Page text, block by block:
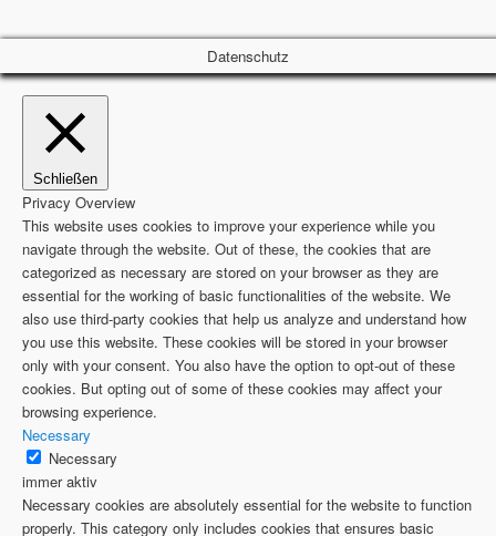
Datenschutz
Schließen
Privacy Overview
This website uses cookies to improve your experience while you
navigate through the website. Out of these, the cookies that are
categorized as necessary are stored on your browser as they are
essential for the working of basic functionalities of the website. We
also use third-party cookies that help us analyze and understand how
you use this website. These cookies will be stored in your browser
only with your consent. You also have the option to opt-out of these
cookies. But opting out of some of these cookies may affect your
browsing experience.
Necessary
Necessary
immer aktiv
Necessary cookies are absolutely essential for the website to function
properly. This category only includes cookies that ensures basic